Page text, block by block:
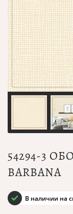
54294-3
BARBANA
В наличии на